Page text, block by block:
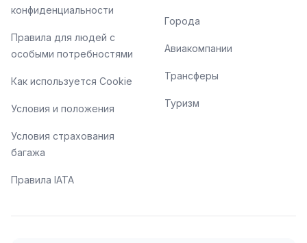
конфиденциальности
Правила для людей с
особыми потребностями
Как используется Cookie
Условия и положения
Условия страхования
багажа
Правила IATA
Города
Авиакомпании
Трансферы
Туризм